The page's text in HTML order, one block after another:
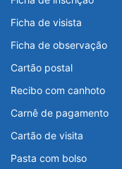
Ficha de visista
Ficha de observação
Cartão postal
Recibo com canhoto
Carnê de pagamento
Cartão de visita
Pasta com bolso